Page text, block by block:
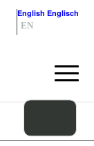
English Englisch
EN